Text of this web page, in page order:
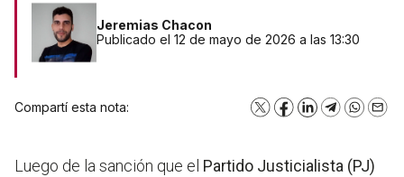
Jeremias Chacon
Publicado el 12 de mayo de 2026 a las 13:30
Compartí esta nota: X Facebook
LinkedInTelegram
Luego de la sanción que el Partido Justicialista (PJ)